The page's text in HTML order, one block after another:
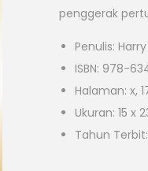
penggerak
Penulis:
ISBN: 978-
Halaman: x,
Ukuran: 15 x
Tahun